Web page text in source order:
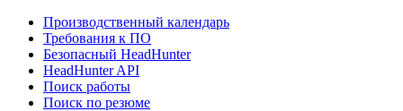
Производственный календарь
Требования к ПО
Безопасный HeadHunter
HeadHunter API
Поиск работы
Поиск по резюме